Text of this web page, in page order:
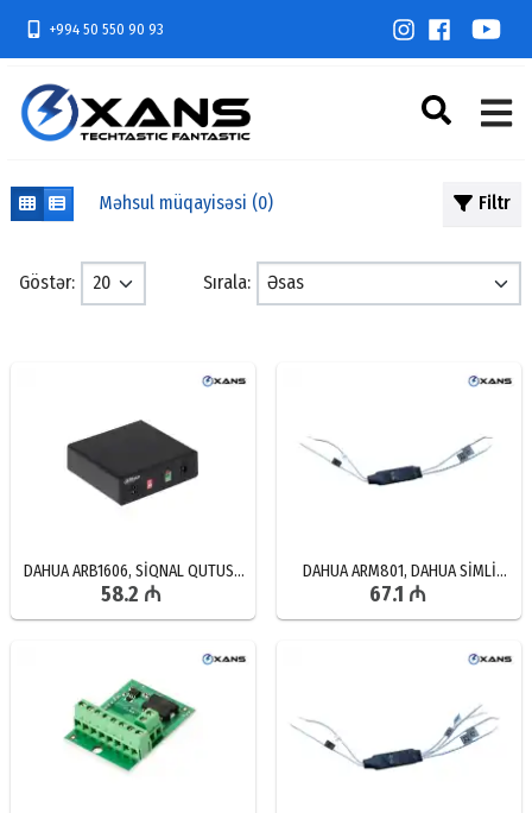
+994 50 550 90 93
Məhsul müqayisəsi (0) Filtr
Göstər: Sırala:
DAHUA ARB1606, SİQNAL QUTUSU
İNTERFEYSİ, RS-485 ƏLAQƏ
58.2 ₼
DAHUA ARM801, DAHUA SİMLİ
SİQNALLAR, 1 ZONALI
67.1 ₼